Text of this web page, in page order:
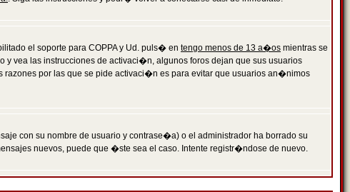
el soporte para COPPA y Ud. puls� en tengo menos de 13 a�os mientras se
vea las instrucciones de activaci�n, algunos foros dejan que sus usuarios
por las que se pide activaci�n es para evitar que usuarios an�nimos
con su nombre de usuario y contrase�a) o el administrador ha borrado su
nuevos, puede que �ste sea el caso. Intente registr�ndose de nuevo.